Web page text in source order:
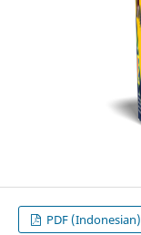
PDF (Indonesian)